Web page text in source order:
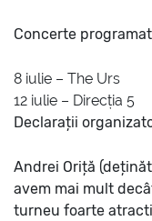
Concerte
8 iulie – The Urs
12 iulie – Direcția 5
Declarații
Andrei Oriță
avem mai mult
turneu foarte